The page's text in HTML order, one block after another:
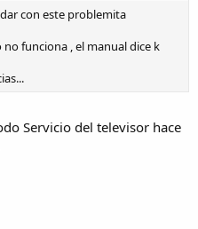
con este problemita
funciona , el manual dice k
Servicio del televisor hace